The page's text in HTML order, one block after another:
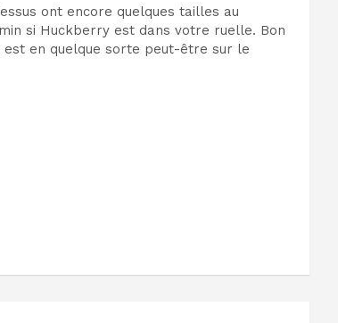
ont encore quelques tailles au
si Huckberry est dans votre ruelle. Bon
est en quelque sorte peut-être sur le